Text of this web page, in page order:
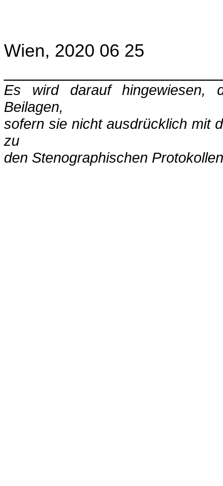
Wien, 2020 06 25
Es wird darauf hingewiesen,
Beilagen,
sofern sie nicht ausdrücklich mit
zu
den Stenographischen